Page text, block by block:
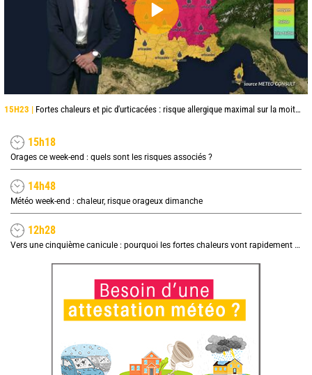
15H23 | Fortes chaleurs et pic d'urticacées : risque allergique maximal sur la moitié nord ce vendredi
15h18
Orages ce week-end : quels sont les risques associés ?
14h48
Météo week-end : chaleur, risque orageux dimanche
12h28
Vers une cinquième canicule : pourquoi les fortes chaleurs vont rapidement revenir en France